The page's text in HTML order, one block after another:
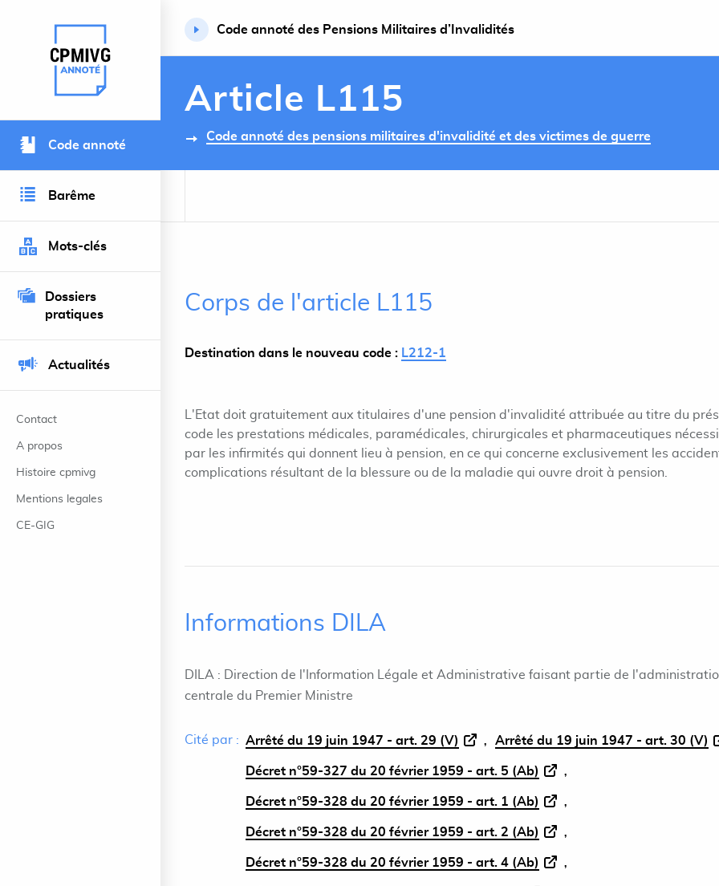
Retour à l’accueil du site
Code annoté
Barême
Mots-clés
Dossiers
pratiques
Actualités
Contact
A propos
Histoire cpmivg
Mentions legales
CE-GIG
Code annoté des Pensions Militaires d’Invalidités
Article L115
Code annoté des pensions militaires d'invalidité et des victimes de guerre
Corps de l'article L115
Destination dans le nouveau code : L212-1
L'Etat doit gratuitement aux titulaires d'une pension d'invalidité attribuée au titre du
code les prestations médicales, paramédicales, chirurgicales et pharmaceutiques
par les infirmités qui donnent lieu à pension, en ce qui concerne exclusivement les
complications résultant de la blessure ou de la maladie qui ouvre droit à pension.
Informations DILA
DILA : Direction de l'Information Légale et Administrative faisant partie de
centrale du Premier Ministre
Cité par : Arrêté du 19 juin 1947 - art. 29 (V) Arrêté du 19 juin 1947 - art. 30 (V)
Décret n°59-327 du 20 février 1959 - art. 5 (Ab)
Décret n°59-328 du 20 février 1959 - art. 1 (Ab)
Décret n°59-328 du 20 février 1959 - art. 2 (Ab)
Décret n°59-328 du 20 février 1959 - art. 4 (Ab)